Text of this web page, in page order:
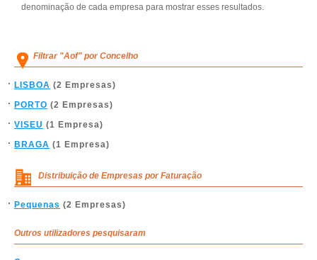
denominação de cada empresa para mostrar esses resultados.
Filtrar "Aof" por Concelho
LISBOA (2 Empresas)
PORTO (2 Empresas)
VISEU (1 Empresa)
BRAGA (1 Empresa)
Distribuição de Empresas por Faturação
Pequenas (2 Empresas)
Outros utilizadores pesquisaram